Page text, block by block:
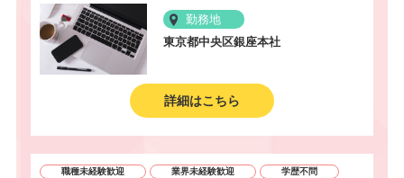
勤務地
東京都中央区銀座本社
詳細はこちら
職種未経験歓迎 業界未経験歓迎 学歴不問